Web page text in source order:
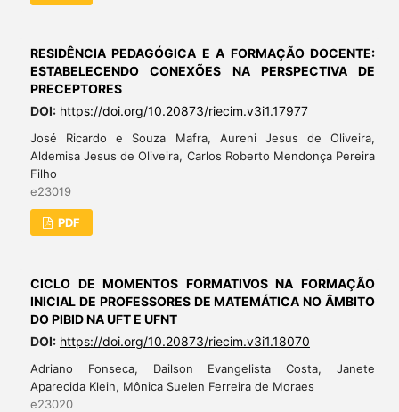
RESIDÊNCIA PEDAGÓGICA E A FORMAÇÃO DOCENTE:
ESTABELECENDO CONEXÕES NA PERSPECTIVA DE
PRECEPTORES
DOI: https://doi.org/10.20873/riecim.v3i1.17977
José Ricardo e Souza Mafra, Aureni Jesus de Oliveira,
Aldemisa Jesus de Oliveira, Carlos Roberto Mendonça Pereira
Filho
e23019
PDF
CICLO DE MOMENTOS FORMATIVOS NA FORMAÇÃO
INICIAL DE PROFESSORES DE MATEMÁTICA NO ÂMBITO
DO PIBID NA UFT E UFNT
DOI: https://doi.org/10.20873/riecim.v3i1.18070
Adriano Fonseca, Dailson Evangelista Costa, Janete
Aparecida Klein, Mônica Suelen Ferreira de Moraes
e23020